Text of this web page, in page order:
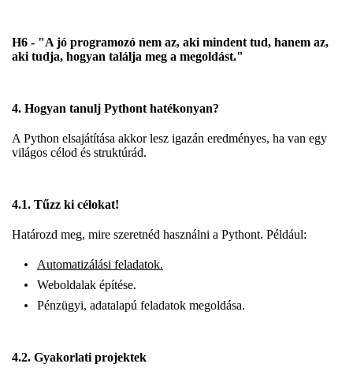
H6 - "A jó programozó nem az, aki mindent tud, hanem az,
aki tudja, hogyan találja meg a megoldást."
4. Hogyan tanulj Pythont hatékonyan?
A Python elsajátítása akkor lesz igazán eredményes, ha van egy
világos célod és struktúrád.
4.1. Tűzz ki célokat!
Határozd meg, mire szeretnéd használni a Pythont. Például:
Automatizálási feladatok.
Weboldalak építése.
Pénzügyi, adatalapú feladatok megoldása.
4.2. Gyakorlati projektek